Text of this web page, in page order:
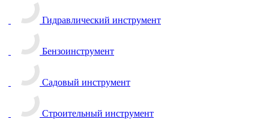
Гидравлический инструмент
Бензоинструмент
Садовый инструмент
Строительный инструмент